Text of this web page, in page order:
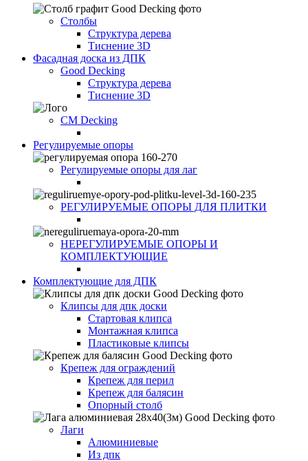
Столбы
Структура дерева
Тиснение 3D
Фасадная доска из ДПК
Good Decking
Структура дерева
Тиснение 3D
CM Decking
Регулируемые опоры
Регулируемые опоры для лаг
РЕГУЛИРУЕМЫЕ ОПОРЫ ДЛЯ ПЛИТКИ
НЕРЕГУЛИРУЕМЫЕ ОПОРЫ И
КОМПЛЕКТУЮЩИЕ
Комплектующие для ДПК
Клипсы для дпк доски
Стартовая клипса
Монтажная клипса
Пластиковые клипсы
Крепеж для ограждений
Крепеж для перил
Крепеж для балясин
Опорный столб
Лаги
Алюминиевые
Из дпк